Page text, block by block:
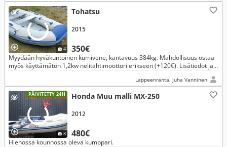
4
Tohatsu
350€
2015
Myydään hyväkuntoinen kumivene, kantavuus 384kg. Mahdollisuus ostaa
myös käyttämätön 1,2kw nelitahtimoottori erikseen (+120€). Lisätiedot ja
Lappeenranta, Juha Vanninen
PÄIVITETTY 24H
8
Honda Muu malli MX-250
480€
2012
Hienossa kounnossa oleva kumppari.